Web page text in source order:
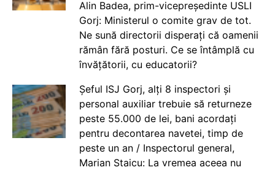
Alin Badea, prim-vicepreședinte USLI
Gorj: Ministerul o comite grav de tot.
Ne sună directorii disperați că oamenii
rămân fără posturi. Ce se întâmplă cu
învățătorii, cu educatorii?
Șeful ISJ Gorj, alți 8 inspectori și
personal auxiliar trebuie să returneze
peste 55.000 de lei, bani acordați
pentru decontarea navetei, timp de
peste un an / Inspectorul general,
Marian Staicu: La vremea aceea nu